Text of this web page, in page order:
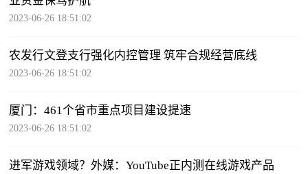
2023-06-26 18:51:02
农发行文登支行强化内控管理 筑牢合规经营底线
2023-06-26 18:51:02
厦门：461个省市重点项目建设提速
2023-06-26 18:51:02
进军游戏领域？外媒：YouTube正内测在线游戏产品